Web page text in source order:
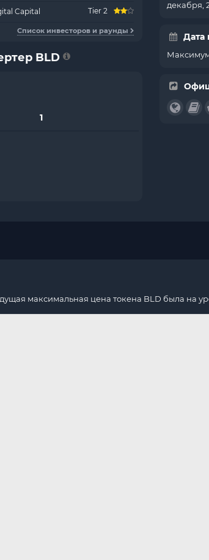
Capital Tier 2
Список инвесторов и раунды
BLD
декабря,
Дата
максимальная цена токена BLD была на